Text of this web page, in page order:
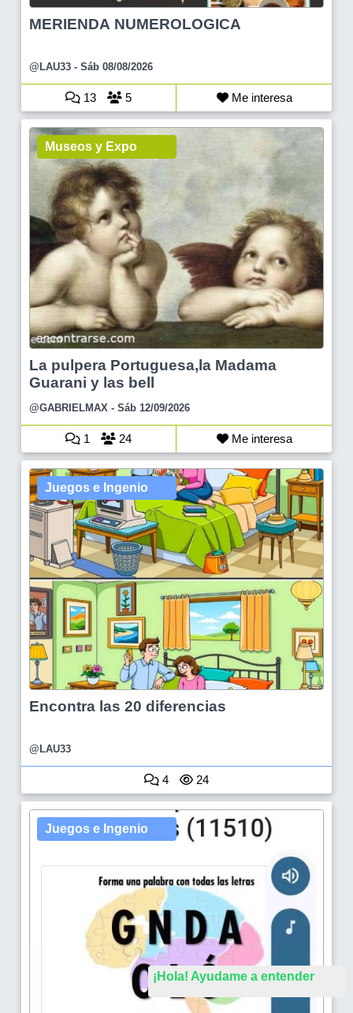
¡Hola! Ayudame a entender
MERIENDA NUMEROLOGICA
@LAU33 - Sáb 08/08/2026
13 5 Me interesa
Museos y Expo
La pulpera Portuguesa,la Madama
Guarani y las bell
@GABRIELMAX - Sáb 12/09/2026
1 24 Me interesa
Juegos e Ingenio
Encontra las 20 diferencias
@LAU33
4 24
Juegos e Ingenio